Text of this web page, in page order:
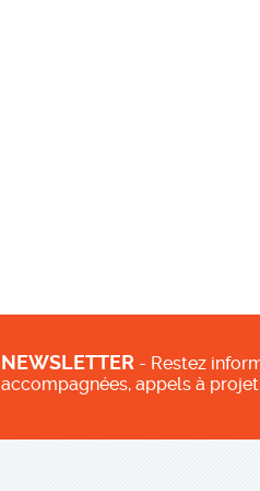
NEWSLETTER - Restez
accompagnées, appels à